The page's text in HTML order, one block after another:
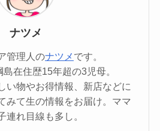
ナツメ
管理人のナツメ です。
在住歴15年超の3児母。
い物やお得情報、新店などに
みて生の情報をお届け。ママ
連れ目線も多し。